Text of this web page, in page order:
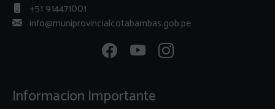
+51 914471001
info@muniprovincialcotabambas.gob.pe
Informacion Importante